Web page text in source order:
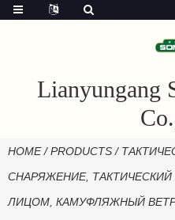
Lianyungang
HOME/PRODUCTS /
СНАРЯЖЕНИЕ,
ЛИЦОМ, КАМУФЛЯЖНЫЙ